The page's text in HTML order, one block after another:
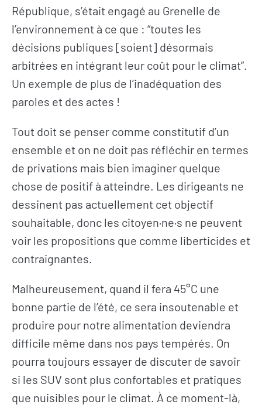
République, s’était engagé au Grenelle de
l’environnement à ce que : “toutes les
décisions publiques [soient] désormais
arbitrées en intégrant leur coût pour le climat”.
Un exemple de plus de l’inadéquation des
paroles et des actes !
Tout doit se penser comme constitutif d’un
ensemble et on ne doit pas réfléchir en termes
de privations mais bien imaginer quelque
chose de positif à atteindre. Les dirigeants ne
dessinent pas actuellement cet objectif
souhaitable, donc les citoyen·ne·s ne peuvent
voir les propositions que comme liberticides et
contraignantes.
Malheureusement, quand il fera 45°C une
bonne partie de l’été, ce sera insoutenable et
produire pour notre alimentation deviendra
difficile même dans nos pays tempérés. On
pourra toujours essayer de discuter de savoir
si les SUV sont plus confortables et pratiques
que nuisibles pour le climat. À ce moment-là,